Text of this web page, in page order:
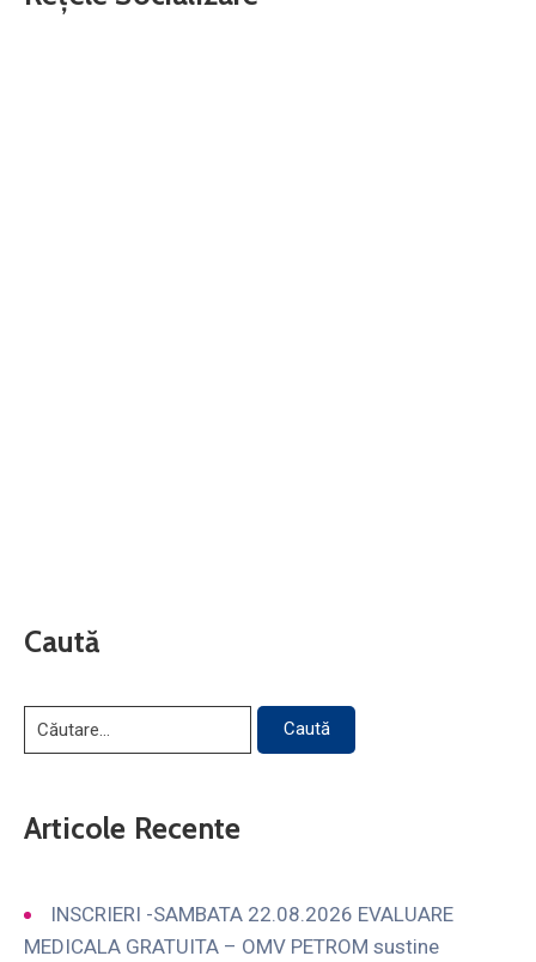
Caută
Articole Recente
INSCRIERI -SAMBATA 22.08.2026 EVALUARE
MEDICALA GRATUITA – OMV PETROM sustine